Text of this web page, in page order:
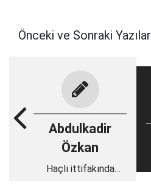
Önceki ve Sonraki Yazılar
Abdulkadir
Özkan
Haçlı ittifakında